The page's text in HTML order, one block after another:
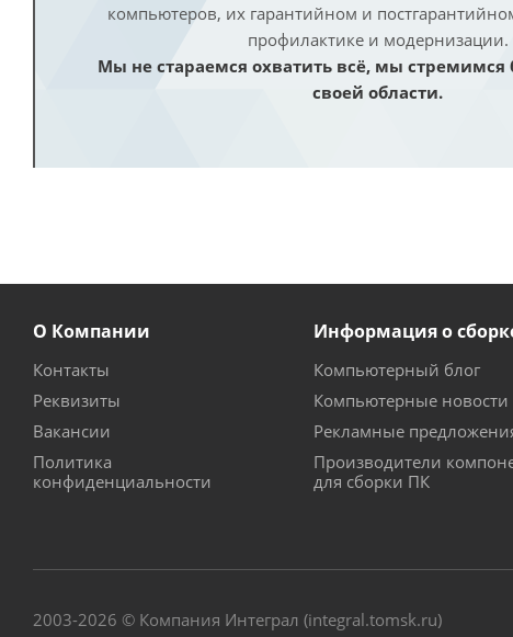
компьютеров, их гарантийном и
профилактике и модернизации.
Мы не стараемся охватить всё, мы
своей области.
О Компании
Контакты
Реквизиты
Вакансии
Политика
конфиденциальности
Информация о
Компьютерный блог
Компьютерные новости
Рекламные
Производители
для сборки ПК
2003-2026 © Компания Интеграл (integral.tomsk.ru)